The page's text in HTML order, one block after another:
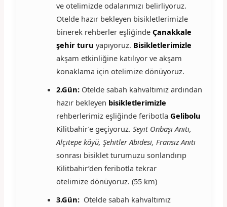
ve otelimizde odalarımızı belirliyoruz.
Otelde hazır bekleyen bisikletlerimizle
binerek rehberler eşliğinde Çanakkale
şehir turu yapıyoruz. Bisikletlerimizle
akşam etkinliğine katılıyor ve akşam
konaklama için otelimize dönüyoruz.
2.Gün:Otelde sabah kahvaltımız ardından
hazır bekleyen bisikletlerimizle
rehberlerimiz eşliğinde feribotla Gelibolu
Kilitbahir’e geçiyoruz. Seyit Onbaşı Anıtı,
Alçıtepe köyü, Şehitler Abidesi, Fransız Anıtı
sonrası bisiklet turumuzu sonlandırıp
Kilitbahir’den feribotla tekrar
otelimize dönüyoruz. (55 km)
3.Gün:Otelde sabah kahvaltımız